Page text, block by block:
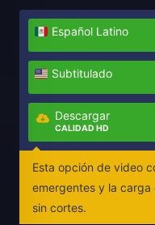
Español Latino
Subtitulado
Descargar
CALIDAD HD
Esta opción de video
emergentes y la
sin cortes.